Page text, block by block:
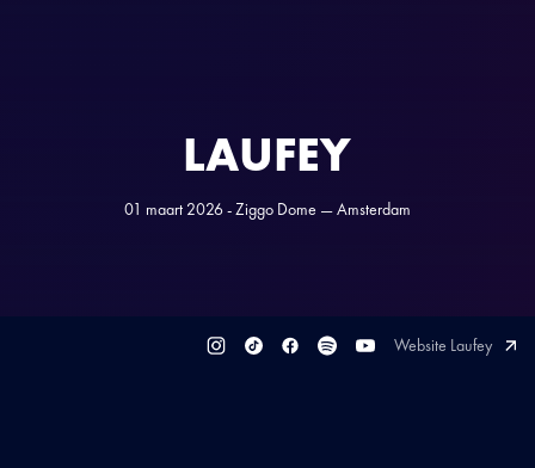
LAUFEY
01 maart 2026 - Ziggo Dome — Amsterdam
Website Laufey